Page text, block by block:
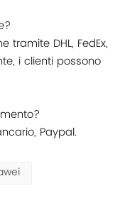
tramite DHL, FedEx,
i clienti possono
Paypal.